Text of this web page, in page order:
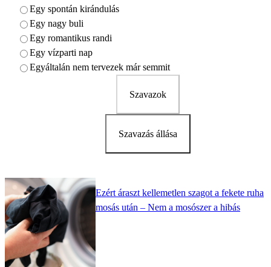
Egy spontán kirándulás
Egy nagy buli
Egy romantikus randi
Egy vízparti nap
Egyáltalán nem tervezek már semmit
Szavazok
Szavazás állása
Ezért áraszt kellemetlen szagot a fekete ruha
mosás után – Nem a mosószer a hibás